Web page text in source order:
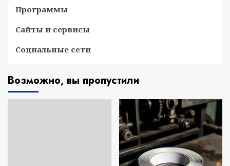
Программы
Сайты и сервисы
Социальные сети
Возможно, вы пропустили